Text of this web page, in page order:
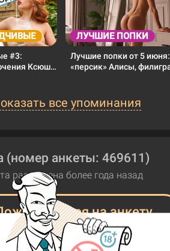
#3:
Ксюши,
ЛУЧШИЕ ПОПКИ
Лучшие попки от 5
«персик» Алисы,
все упоминания
(номер анкеты: 469611)
размещена более года назад
на анкету